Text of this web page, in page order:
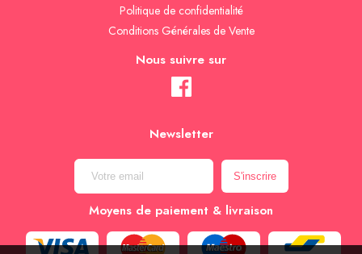
Politique de confidentialité
Conditions Générales de Vente
Nous suivre sur
Newsletter
Moyens de paiement & livraison